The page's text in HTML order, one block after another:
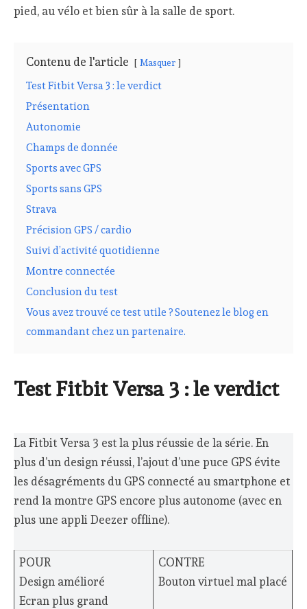
pied, au vélo et bien sûr à la salle de sport.
Contenu de l'article Masquer
Test Fitbit Versa 3 : le verdict
Présentation
Autonomie
Champs de donnée
Sports avec GPS
Sports sans GPS
Strava
Précision GPS / cardio
Suivi d’activité quotidienne
Montre connectée
Conclusion du test
Vous avez trouvé ce test utile ? Soutenez le blog en
commandant chez un partenaire.
Test Fitbit Versa 3 : le verdict
La Fitbit Versa 3 est la plus réussie de la série. En
plus d’un design réussi, l’ajout d’une puce GPS évite
les désagréments du GPS connecté au smartphone et
rend la montre GPS encore plus autonome (avec en
plus une appli Deezer offline).
POUR
Design amélioré
Ecran plus grand
CONTRE
Bouton virtuel mal placé